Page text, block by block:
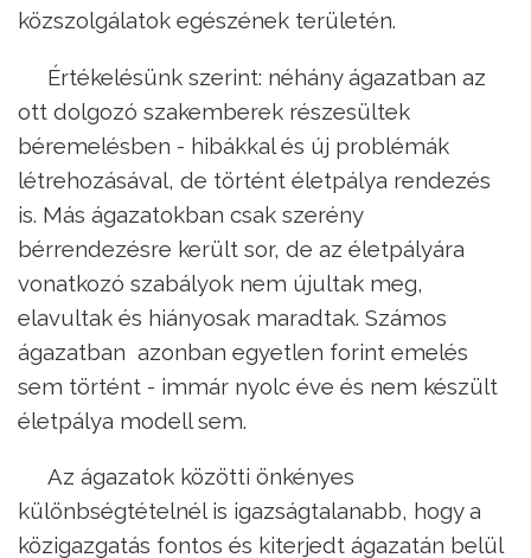
közszolgálatok egészének területén.
Értékelésünk szerint: néhány ágazatban az
ott dolgozó szakemberek részesültek
béremelésben - hibákkal és új problémák
létrehozásával, de történt életpálya rendezés
is. Más ágazatokban csak szerény
bérrendezésre került sor, de az életpályára
vonatkozó szabályok nem újultak meg,
elavultak és hiányosak maradtak. Számos
ágazatban azonban egyetlen forint emelés
sem történt - immár nyolc éve és nem készült
életpálya modell sem.
Az ágazatok közötti önkényes
különbségtételnél is igazságtalanabb, hogy a
közigazgatás fontos és kiterjedt ágazatán belül